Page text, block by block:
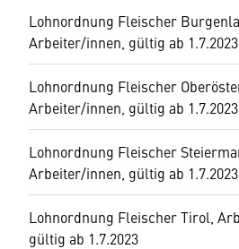
Lohnordnung Fleischer
Arbeiter/innen, gültig ab 1.7.2023
Lohnordnung Fleischer
Arbeiter/innen, gültig ab 1.7.2023
Lohnordnung Fleischer
Arbeiter/innen, gültig ab 1.7.2023
Lohnordnung Fleischer Tirol,
gültig ab 1.7.2023